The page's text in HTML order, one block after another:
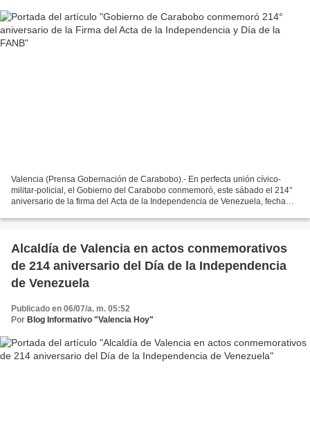
Valencia (Prensa Gobernación de Carabobo).- En perfecta unión cívico-
militar-policial, el Gobierno del Carabobo conmemoró, este sábado el 214°
aniversario de la firma del Acta de la Independencia de Venezuela, fecha
Alcaldía de Valencia en actos conmemorativos
de 214 aniversario del Día de la Independencia
de Venezuela
Publicado en 06/07/a. m. 05:52
Por Blog Informativo "Valencia Hoy"